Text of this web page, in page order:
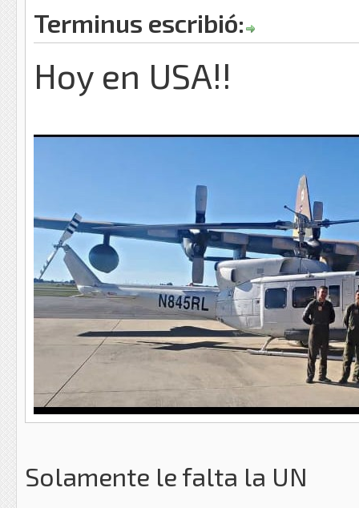
Terminus escribió:
Hoy en USA!!
Solamente le falta la UN